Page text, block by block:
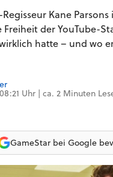
Kane
Freiheit der YouTube-
hatte – und wo
Uhr | ca. 2 Minuten
GameStar bei Google